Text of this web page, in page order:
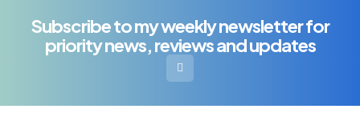
Subscribe to my weekly newsletter for
priority news, reviews and updates